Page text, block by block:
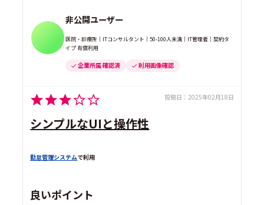
非公開ユーザー
医院・診療所｜ITコンサルタント｜50-100人未満｜IT管理者｜契約タ
イプ 有償利用
企業所属 確認済 利用画像確認
投稿日： 2025年02月18日
シンプルなUIと操作性
勤怠管理システムで利用
良いポイント